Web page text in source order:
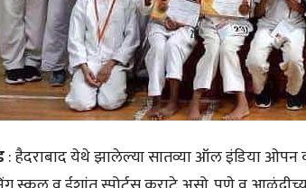
: हैदराबाद येथे झालेल्या सातव्या ऑल इंडिया ओपन